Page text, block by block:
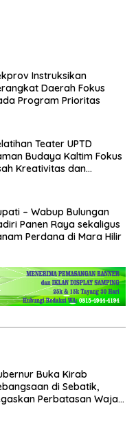
Instruksikan
Daerah Fokus
Program Prioritas
Teater UPTD
Budaya Kaltim Fokus
Kreativitas dan
– Wabup Bulungan
Panen Raya sekaligus
Perdana di Mara Hilir
Buka Kirab
di Sebatik,
Perbatasan Wajah